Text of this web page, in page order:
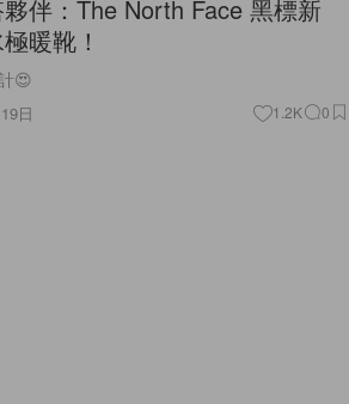
伴：The North Face 黑標新
暖靴！
😍
日 1.2K 0